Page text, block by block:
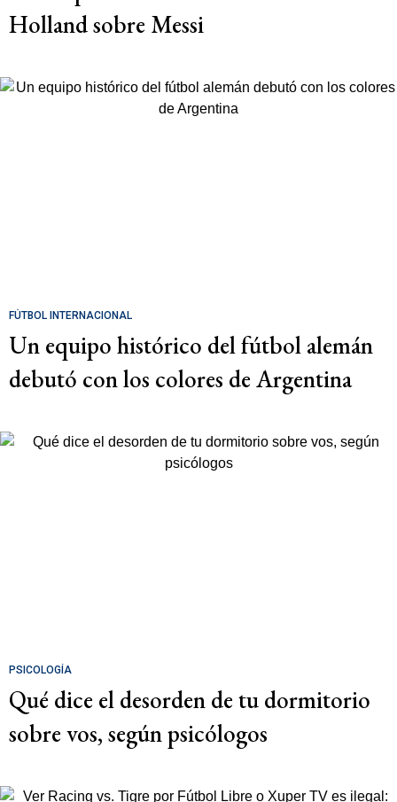
Holland sobre Messi
FÚTBOL INTERNACIONAL
Un equipo histórico del fútbol alemán
debutó con los colores de Argentina
PSICOLOGÍA
Qué dice el desorden de tu dormitorio
sobre vos, según psicólogos